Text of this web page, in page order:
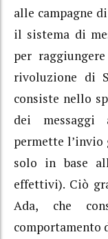
alle campagne
il sistema di
per
rivoluzione di
consiste nello
dei messaggi
permette
solo in base
effettivi). Ciò
Ada, che
comportamento